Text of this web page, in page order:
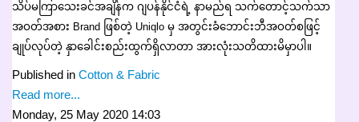
သိပ်မကြာသေးခင်အချိန်က ဂျပန်နိုင်ငံရဲ့ နာမည်ရ သက်တောင့်သက်သာ
အဝတ်အစား Brand ဖြစ်တဲ့ Uniqlo မှ အတွင်းခံဘောင်းဘီအဝတ်စဖြင့်
ချုပ်လုပ်တဲ့ နှာခေါင်းစည်းထွက်ရှိလာတာ အားလုံးသတိထားမိမှာပါ။
Published in Cotton & Fabric
Read more...
Monday, 25 May 2020 14:03